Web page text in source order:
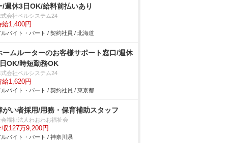
/週休3日OK/給料前払いあり
式会社ベルシステム24
給1,400円
ルバイト・パート / 契約社員 / 北海道
ームルーターのお客様サポート窓口/週休
OK/時短勤務OK
式会社ベルシステム24
給1,620円
ルバイト・パート / 契約社員 / 東京都
がい者採用/用務・保育補助スタッフ
会福祉法人わおわお福祉会
収127万9,200円
ルバイト・パート / 神奈川県